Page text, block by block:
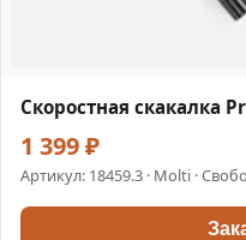
Скоростная скакалка
1 399 ₽
Артикул: 18459.3 · Molti ·